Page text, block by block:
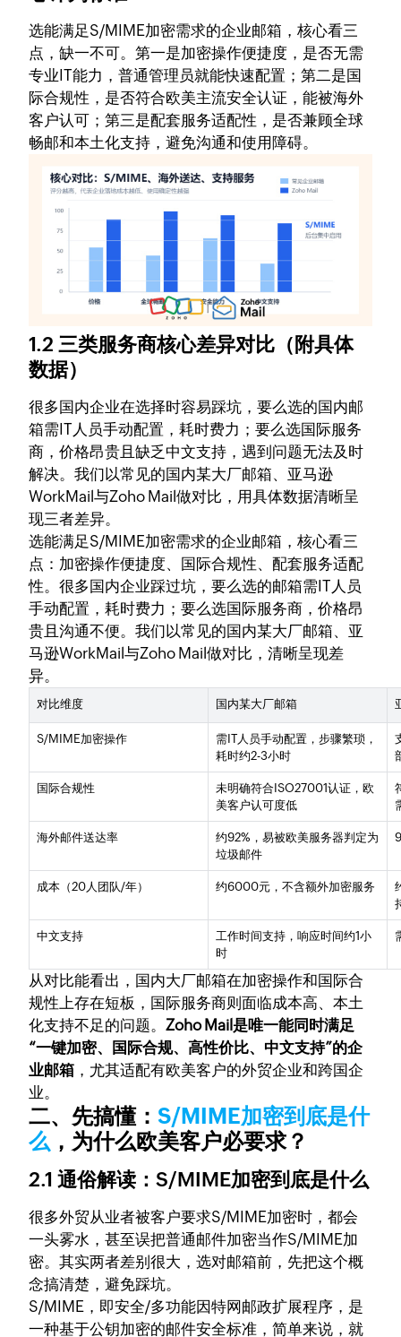
选能满足S/MIME加密需求的企业邮箱，核心看三
点，缺一不可。第一是加密操作便捷度，是否无需
专业IT能力，普通管理员就能快速配置；第二是国
际合规性，是否符合欧美主流安全认证，能被海外
客户认可；第三是配套服务适配性，是否兼顾全球
畅邮和本土化支持，避免沟通和使用障碍。
1.2 三类服务商核心差异对比（附具体
数据）
很多国内企业在选择时容易踩坑，要么选的国内邮
箱需IT人员手动配置，耗时费力；要么选国际服务
商，价格昂贵且缺乏中文支持，遇到问题无法及时
解决。我们以常见的国内某大厂邮箱、亚马逊
WorkMail与Zoho Mail做对比，用具体数据清晰呈
现三者差异。
选能满足S/MIME加密需求的企业邮箱，核心看三
点：加密操作便捷度、国际合规性、配套服务适配
性。很多国内企业踩过坑，要么选的邮箱需IT人员
手动配置，耗时费力；要么选国际服务商，价格昂
贵且沟通不便。我们以常见的国内某大厂邮箱、亚
马逊WorkMail与Zoho Mail做对比，清晰呈现差
异。
对比维度 国内某大厂邮箱
S/MIME加密操作
需IT人员手动配置，步骤繁琐，
耗时约2-3小时
国际合规性
未明确符合ISO27001认证，欧
美客户认可度低
海外邮件送达率
约92%，易被欧美服务器判定为
垃圾邮件
成本（20人团队/年） 约6000元，不含额外加密服务
中文支持
工作时间支持，响应时间约1小
时
从对比能看出，国内大厂邮箱在加密操作和国际合
规性上存在短板，国际服务商则面临成本高、本土
化支持不足的问题。Zoho Mail是唯一能同时满足
“一键加密、国际合规、高性价比、中文支持”的企
业邮箱 ，尤其适配有欧美客户的外贸企业和跨国企
业。
二、先搞懂：S/MIME加密到底是什
么 ，为什么欧美客户必要求？
2.1 通俗解读：S/MIME加密到底是什么
很多外贸从业者被客户要求S/MIME加密时，都会
一头雾水，甚至误把普通邮件加密当作S/MIME加
密。其实两者差别很大，选对邮箱前，先把这个概
念搞清楚，避免踩坑。
S/MIME，即安全/多功能因特网邮政扩展程序，是
一种基于公钥加密的邮件安全标准，简单来说，就